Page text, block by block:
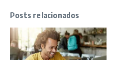
Posts relacionados